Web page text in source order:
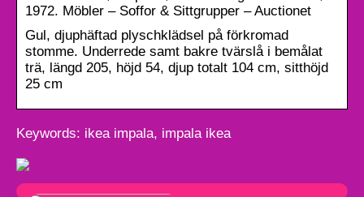
1972. Möbler – Soffor & Sittgrupper – Auctionet
Gul, djuphäftad plyschklädsel på förkromad
stomme. Underrede samt bakre tvärslå i bemålat
trä, längd 205, höjd 54, djup totalt 104 cm, sitthöjd
25 cm
Keywords: ikea impala, impala ikea